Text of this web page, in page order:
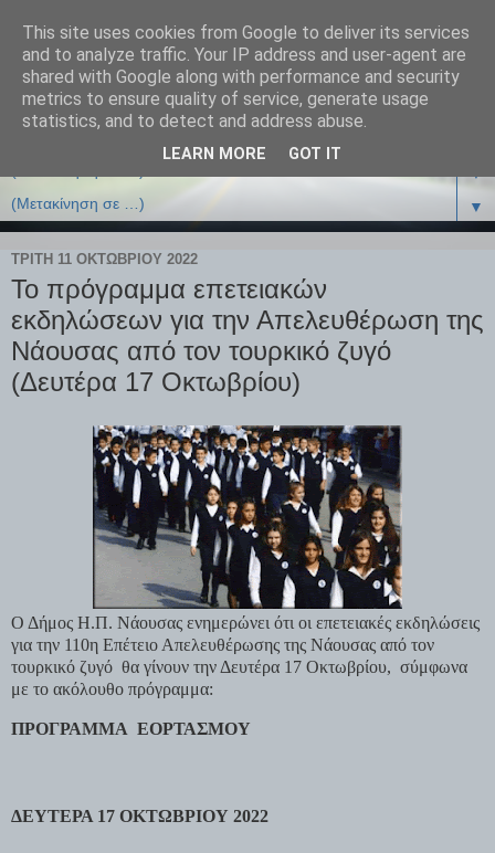
▼
▼
ΤΡΊΤΗ 11 ΟΚΤΩΒΡΊΟΥ 2022
Το πρόγραμμα επετειακών
εκδηλώσεων για την Απελευθέρωση της
Νάουσας από τον τουρκικό ζυγό
(Δευτέρα 17 Οκτωβρίου)
Ο Δήμος Η.Π. Νάουσας ενημερώνει ότι οι επετειακές εκδηλώσεις
για την 110η Επέτειο Απελευθέρωσης της Νάουσας από τον
τουρκικό ζυγό θα γίνουν την Δευτέρα 17 Οκτωβρίου, σύμφωνα
με το ακόλουθο πρόγραμμα:
ΠΡΟΓΡΑΜΜΑ ΕΟΡΤΑΣΜΟΥ
ΔΕΥΤΕΡΑ 17 ΟΚΤΩΒΡΙΟΥ 2022
This site uses cookies from Google to deliver its services
and to analyze traffic. Your IP address and user-agent are
shared with Google along with performance and security
metrics to ensure quality of service, generate usage
statistics, and to detect and address abuse.
LEARN MORE GOT IT